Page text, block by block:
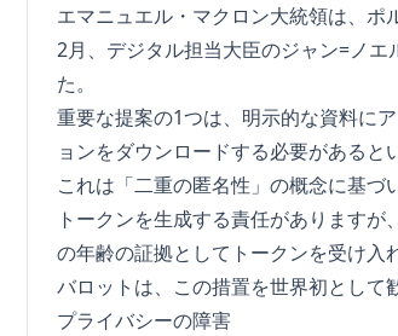
エマニュエル・マクロン大統領は、ポ
2月、デジタル担当大臣のジャン=ノ
た。
重要な提案の1つは、明示的な資料に
ョンをダウンロードする必要があると
これは「二重の匿名性」の概念に基
トークンを生成する責任があります
の年齢の証拠としてトークンを受け入
バロットは、この措置を世界初として
プライバシーの障害